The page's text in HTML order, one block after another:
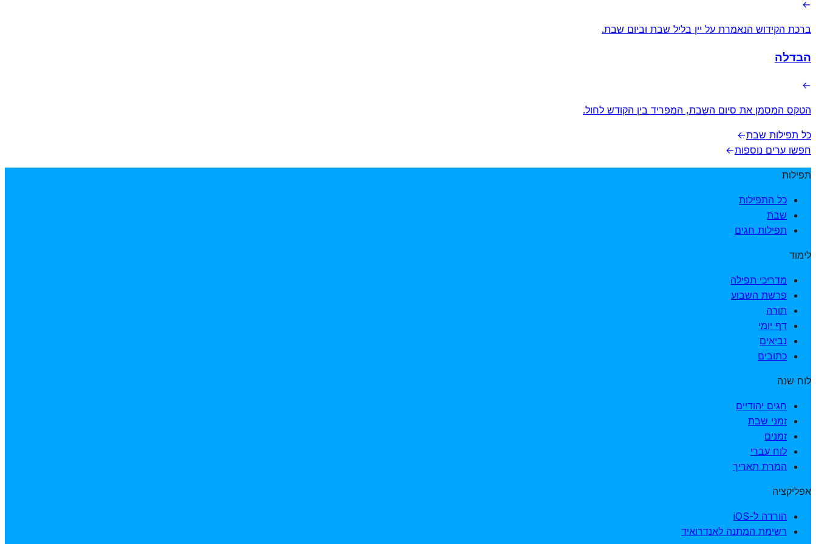
→
ברכת הקידוש הנאמרת על יין בליל שבת וביום שבת.
הבדלה
→
הטקס המסמן את סיום השבת, המפריד בין הקודש לחול.
כל תפילות שבת→
חפשו ערים נוספות→
תפילות
כל התפילות
שבת
תפילות חגים
לימוד
מדריכי תפילה
פרשת השבוע
תורה
דף יומי
נביאים
כתובים
לוח שנה
חגים יהודיים
זמני שבת
זמנים
לוח עברי
המרת תאריך
אפליקציה
הורדה ל-iOS
רשימת המתנה לאנדרואיד